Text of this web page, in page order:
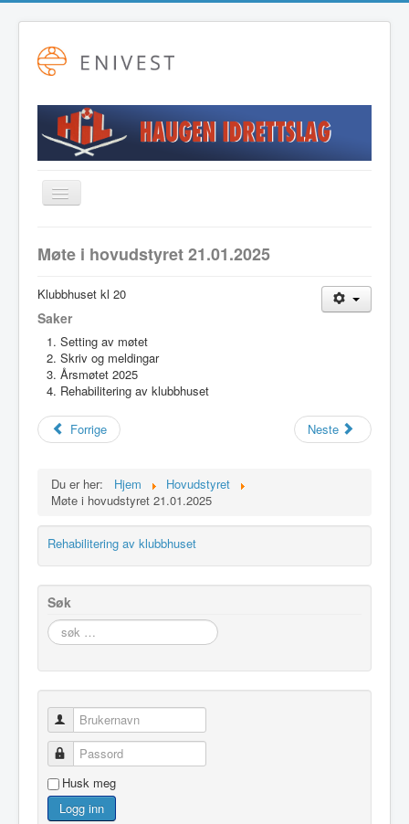
Toggle
Navigation
Fotball
Langrenn
Hovudstyret
Idrettslaget
Medlemsskap
Møte i hovudstyret 21.01.2025
Klubbhuset kl 20
Saker
Setting av møtet
Skriv og meldingar
Årsmøtet 2025
Rehabilitering av klubbhuset
Forrige Neste
Du er her: Hjem
Hovudstyret
Møte i hovudstyret 21.01.2025
Rehabilitering av klubbhuset
Søk
søk
…
Brukernavn
Passord
Husk meg
Logg inn